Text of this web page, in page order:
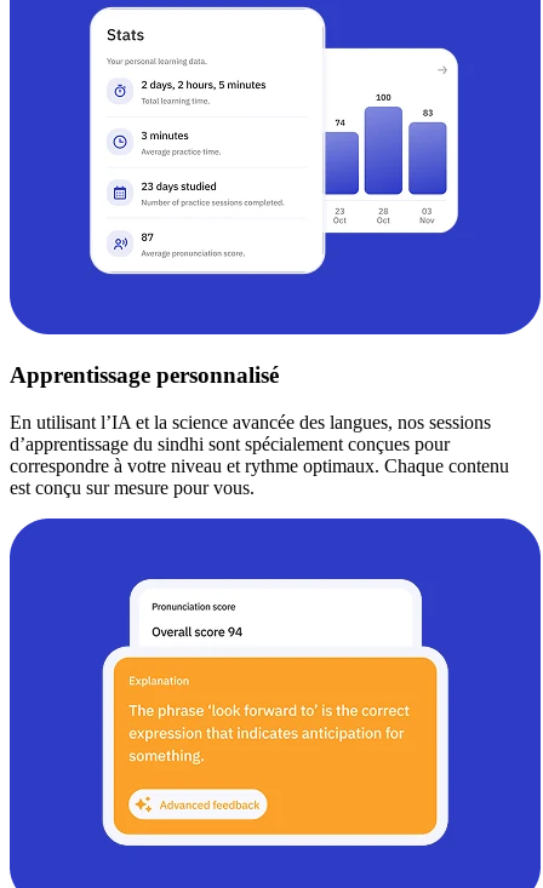
Apprentissage personnalisé
En utilisant l’IA et la science avancée des langues, nos sessions
d’apprentissage du sindhi sont spécialement conçues pour
correspondre à votre niveau et rythme optimaux. Chaque contenu
est conçu sur mesure pour vous.